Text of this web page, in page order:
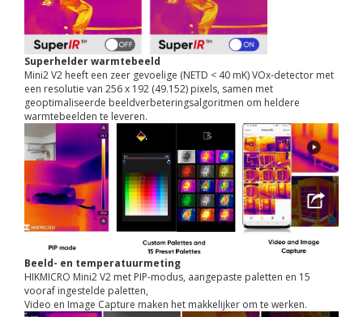
Superhelder warmtebeeld
Mini2 V2 heeft een zeer gevoelige (NETD < 40 mK) VOx-detector met
een resolutie van 256 x 192 (49.152) pixels, samen met
geoptimaliseerde beeldverbeteringsalgoritmen om heldere
warmtebeelden te leveren.
Beeld- en temperatuurmeting
HIKMICRO Mini2 V2 met PIP-modus, aangepaste paletten en 15
vooraf ingestelde paletten,
Video en Image Capture maken het makkelijker om te werken.